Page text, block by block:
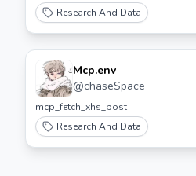
Research And Data
Mcp.env
@chaseSpace
mcp_fetch_xhs_post
Research And Data